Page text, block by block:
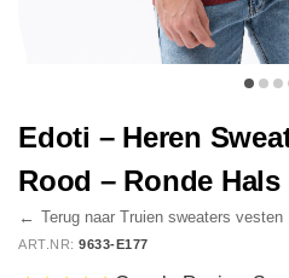
Edoti – Heren
Rood – Ronde Hals
← Terug naar Truien sweaters vesten
ART.NR: 9633-E177